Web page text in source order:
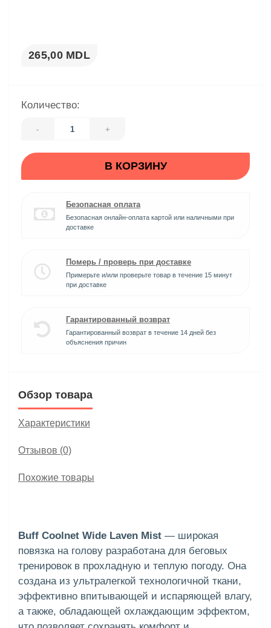
265,00 MDL
Количество:
- +
В КОРЗИНУ
Безопасная оплата
Безопасная онлайн-оплата картой или наличными при
доставке
Померь / проверь при доставке
Примерьте и/или проверьте товар в течение 15 минут
при доставке
Гарантированный возврат
Гарантированный возврат в течение 14 дней без
объяснения причин
Обзор товара
Характеристики
Отзывов (0)
Похожие товары
Buff Coolnet Wide Laven Mist — широкая
повязка на голову разработана для беговых
тренировок в прохладную и теплую погоду. Она
создана из ультралегкой технологичной ткани,
эффективно впитывающей и испаряющей влагу,
а также, обладающей охлаждающим эффектом,